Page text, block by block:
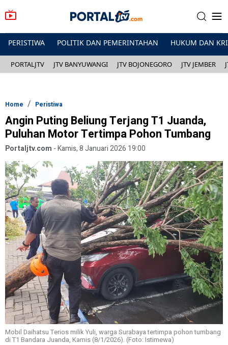
PERISTIWA POLITIK DAN PEMERINTAHAN HUKUM DAN
PORTALJTV JTV BANYUWANGI JTV BOJONEGORO JTV JEMBER
Home Peristiwa
Angin Puting Beliung Terjang T1 Juanda,
Puluhan Motor Tertimpa Pohon Tumbang
Portaljtv.com -Kamis, 8 Januari 2026 19:00
Mobil Daihatsu Terios milik Yuli, warga Surabaya tertimpa pohon tumbang
di T1 Bandara Juanda, Kamis (8/1/2026). (Foto: Istimewa)